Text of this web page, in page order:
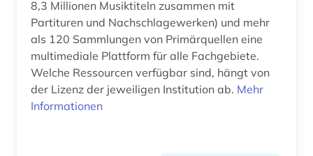
ephemera (1)
epistulae (1)
ereignisdaten (1)
8,3 Millionen Musiktiteln zusammen mit
Partituren und Nachschlagewerken) und mehr
als 120 Sammlungen von Primärquellen eine
multimediale Plattform für alle Fachgebiete.
Welche Ressourcen verfügbar sind, hängt von
der Lizenz der jeweiligen Institution ab. Mehr
Informationen